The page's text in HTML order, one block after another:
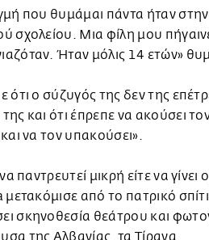
που θυμάμαι πάντα ήταν
σχολείου. Μια φίλη μου
Ήταν μόλις 14 ετών»
ότι ο σύζυγός της δεν της
και ότι έπρεπε να ακούσει
να τον υπακούσει».
να παντρευτεί μικρή είτε να
από το πατρικό
σκηνοθεσία θεάτρου και
της Αλβανίας, τα Τίρανα.